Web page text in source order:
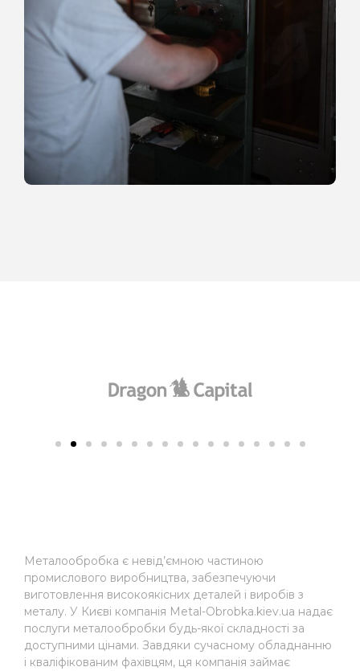
Металообробка є невід’ємною частиною
промислового виробництва, забезпечуючи
виготовлення високоякісних деталей і виробів з
металу. У Києві компанія Metal-Obrobka.kiev.ua надає
послуги металообробки будь-якої складності за
доступними цінами. Завдяки сучасному обладнанню
і кваліфікованим фахівцям, ця компанія займає